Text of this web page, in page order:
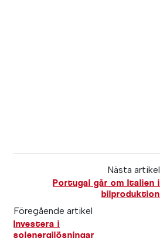
Nästa artikel
Portugal går om Italien i
bilproduktion
Föregående artikel
Investera i
solenergilösningar